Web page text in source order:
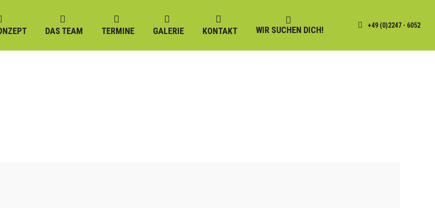
DAS TEAM TERMINE GALERIE KONTAKT WIR SUCHEN DICH! +49 (0)2247 - 6052